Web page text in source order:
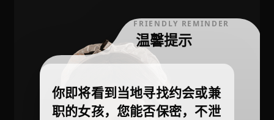
FRIENDLY REMINDER
温馨提示
你即将看到当地寻找约会或兼
职的女孩，您能否保密，不泄